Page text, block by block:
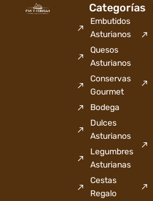
Categorías
Embutidos
Asturianos
Quesos
Asturianos
Conservas
Gourmet
Bodega
Dulces
Asturianos
Legumbres
Asturianas
Cestas
Regalo